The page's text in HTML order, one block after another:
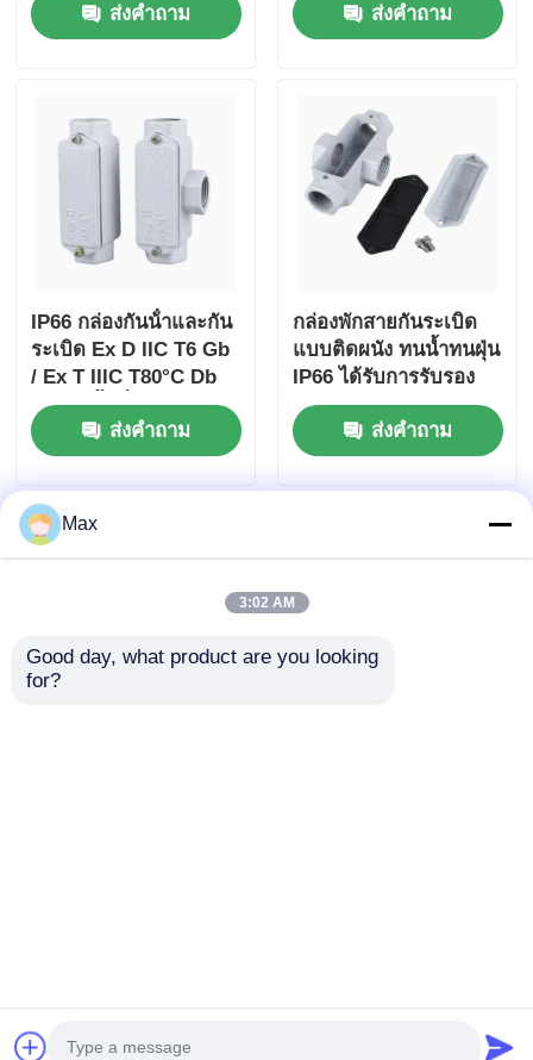
ส่งคำถาม
ส่งคำถาม
IP66 กล่องกันน้ําและกัน
ระเบิด Ex D IIC T6 Gb
/ Ex T IIIC T80°C Db
สําหรับพื้นที่อันตราย
ส่งคำถาม
กล่องพักสายกันระเบิด
แบบติดผนัง ทนน้ำทนฝุ่น
IP66 ได้รับการรับรอง
โซน 1 2
ส่งคำถาม
จีน.Copyright © 2026 Ningbo VivaTrade
Max
3:02 AM
Good day, what product are you looking
for?